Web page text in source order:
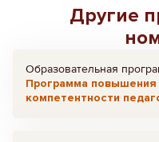
Другие
Образовательная
Программа повышения
компетентности